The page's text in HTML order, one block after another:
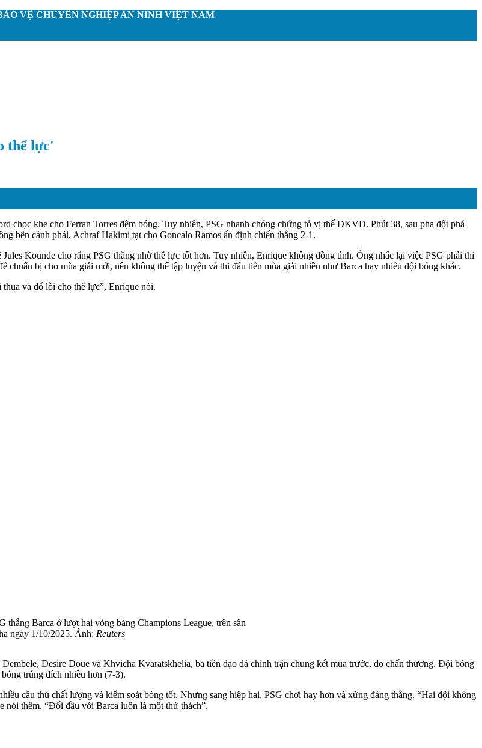
VỆ CHUYÊN NGHIỆP AN NINH VIỆT NAM
thể lực'
chọc khe cho Ferran Torres đệm bóng. Tuy nhiên, PSG nhanh chóng chứng tỏ vị thế ĐKVĐ. Phút 38, sau pha đột phá
bên cánh phải, Achraf Hakimi tạt cho Goncalo Ramos ấn định chiến thắng 2-1.
Kounde cho rằng PSG thắng nhờ thể lực tốt hơn. Tuy nhiên, Enrique không đồng tình. Ông nhắc lại việc PSG phải thi
bị cho mùa giải mới, nên không thể tập luyện và thi đấu tiền mùa giải nhiều như Barca hay nhiều đội bóng khác.
và đổ lỗi cho thể lực”, Enrique nói.
thắng Barca ở lượt hai vòng bảng Champions League, trên sân
ngày 1/10/2025. Ảnh: Reuters
Desire Doue và Khvicha Kvaratskhelia, ba tiền đạo đá chính trận chung kết mùa trước, do chấn thương. Đội bóng
trúng đích nhiều hơn (7-3).
cầu thủ chất lượng và kiểm soát bóng tốt. Nhưng sang hiệp hai, PSG chơi hay hơn và xứng đáng thắng. “Hai đội không
nói thêm. “Đối đầu với Barca luôn là một thử thách”.